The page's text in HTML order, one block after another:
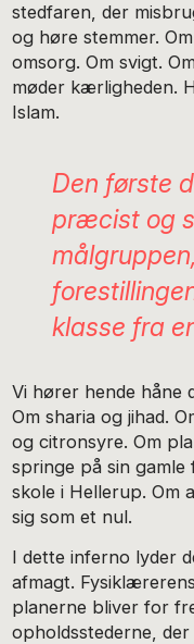
stedfaren, der
og høre stemmer.
omsorg. Om svigt.
møder kærligheden.
Islam.
Den første
præcist og
klasse fra
Vi hører hende håne
Om sharia og jihad.
og citronsyre. Om
springe på sin gamle
skole i Hellerup. Om
sig som et nul.
I dette inferno lyder
afmagt.
planerne bliver for
opholdsstederne,